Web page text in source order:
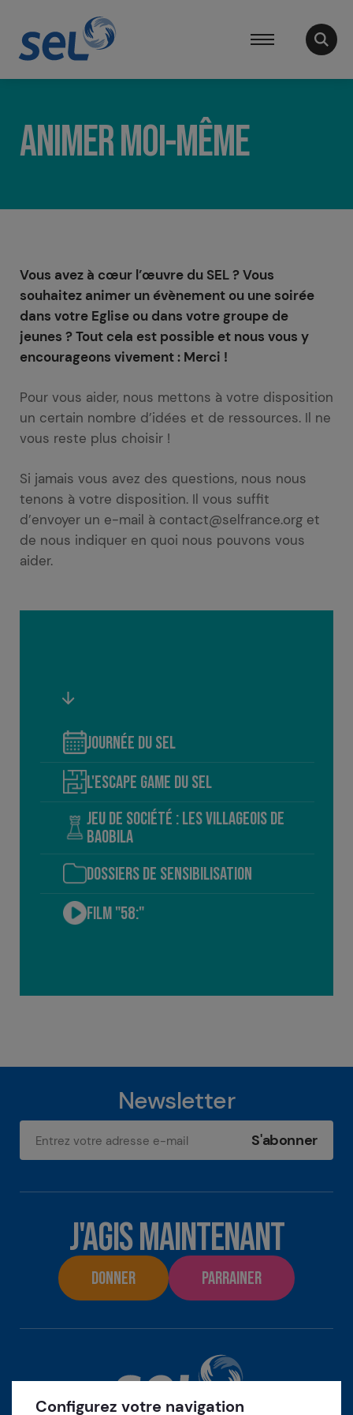
Configurez votre navigation
ANIMER MOI-MÊME
Vous avez à cœur l’œuvre du SEL ? Vous
souhaitez animer un évènement ou une soirée
dans votre Eglise ou dans votre groupe de
jeunes ? Tout cela est possible et nous vous y
encourageons vivement : Merci !
Pour vous aider, nous mettons à votre disposition
un certain nombre d’idées et de ressources. Il ne
vous reste plus choisir !
Si jamais vous avez des questions, nous nous
tenons à votre disposition. Il vous suffit
d’envoyer un e-mail à contact@selfrance.org et
de nous indiquer en quoi nous pouvons vous
aider.
JOURNÉE DU SEL
L'ESCAPE GAME DU SEL
JEU DE SOCIÉTÉ : LES VILLAGEOIS DE
BAOBILA
DOSSIERS DE SENSIBILISATION
FILM "58:"
Newsletter
Adresse e-mail
J'AGIS MAINTENANT
DONNER PARRAINER